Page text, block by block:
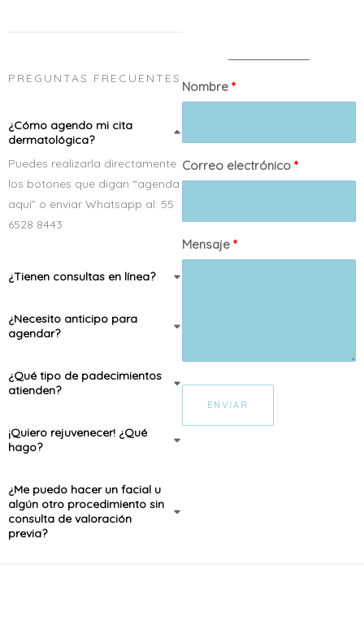
PREGUNTAS FRECUENTES
¿Cómo agendo mi cita
dermatológica?
Puedes realizarla directamente
los botones que digan “agenda
aquí” o enviar Whatsapp al: 55
6528 8443
¿Tienen consultas en línea?
¿Necesito anticipo para
agendar?
¿Qué tipo de padecimientos
atienden?
¡Quiero rejuvenecer! ¿Qué
hago?
¿Me puedo hacer un facial u
algún otro procedimiento sin
consulta de valoración
previa?
Nombre
Correo electrónico
Mensaje
ENVIAR